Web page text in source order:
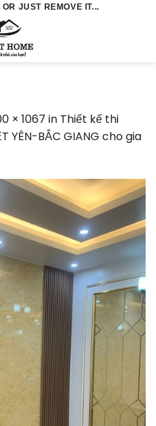
JUST REMOVE IT...
× 1067 in Thiết kế thi
YÊN-BẮC GIANG cho gia